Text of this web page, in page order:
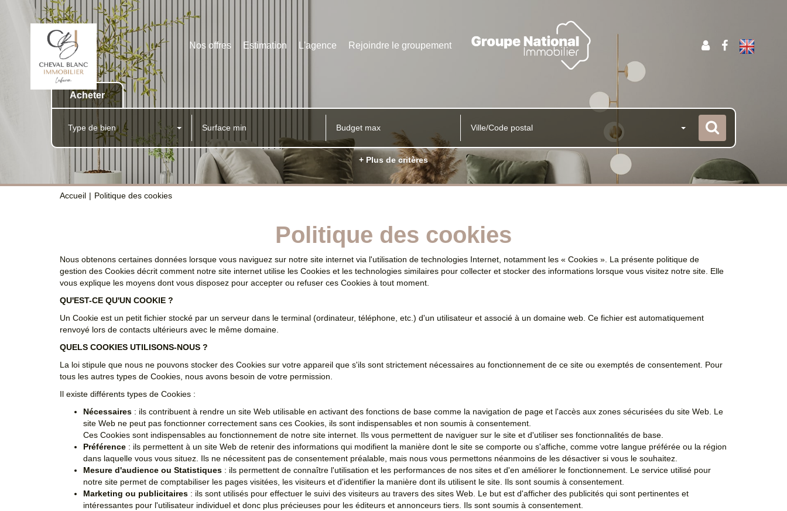
Nos offres Estimation L'agence Rejoindre le groupement
Acheter
Type de bien Ville/Code postal
+ Plus de critères
Accueil Politique des cookies
Politique des cookies
Nous obtenons certaines données lorsque vous naviguez sur notre site internet via l'utilisation de technologies Internet, notamment les « Cookies ». La présente politique de
gestion des Cookies décrit comment notre site internet utilise les Cookies et les technologies similaires pour collecter et stocker des informations lorsque vous visitez notre site. Elle
vous explique les moyens dont vous disposez pour accepter ou refuser ces Cookies à tout moment.
QU'EST-CE QU'UN COOKIE ?
Un Cookie est un petit fichier stocké par un serveur dans le terminal (ordinateur, téléphone, etc.) d'un utilisateur et associé à un domaine web. Ce fichier est automatiquement
renvoyé lors de contacts ultérieurs avec le même domaine.
QUELS COOKIES UTILISONS-NOUS ?
La loi stipule que nous ne pouvons stocker des Cookies sur votre appareil que s'ils sont strictement nécessaires au fonctionnement de ce site ou exemptés de consentement. Pour
tous les autres types de Cookies, nous avons besoin de votre permission.
Il existe différents types de Cookies :
Nécessaires : ils contribuent à rendre un site Web utilisable en activant des fonctions de base comme la navigation de page et l'accès aux zones sécurisées du site Web. Le
site Web ne peut pas fonctionner correctement sans ces Cookies, ils sont indispensables et non soumis à consentement.
Ces Cookies sont indispensables au fonctionnement de notre site internet. Ils vous permettent de naviguer sur le site et d'utiliser ses fonctionnalités de base.
Préférence : ils permettent à un site Web de retenir des informations qui modifient la manière dont le site se comporte ou s'affiche, comme votre langue préférée ou la région
dans laquelle vous vous situez. Ils ne nécessitent pas de consentement préalable, mais nous vous permettons néanmoins de les désactiver si vous le souhaitez.
Mesure d'audience ou Statistiques : ils permettent de connaître l'utilisation et les performances de nos sites et d'en améliorer le fonctionnement. Le service utilisé pour
notre site permet de comptabiliser les pages visitées, les visiteurs et d'identifier la manière dont ils utilisent le site. Ils sont soumis à consentement.
Marketing ou publicitaires : ils sont utilisés pour effectuer le suivi des visiteurs au travers des sites Web. Le but est d'afficher des publicités qui sont pertinentes et
intéressantes pour l'utilisateur individuel et donc plus précieuses pour les éditeurs et annonceurs tiers. Ils sont soumis à consentement.